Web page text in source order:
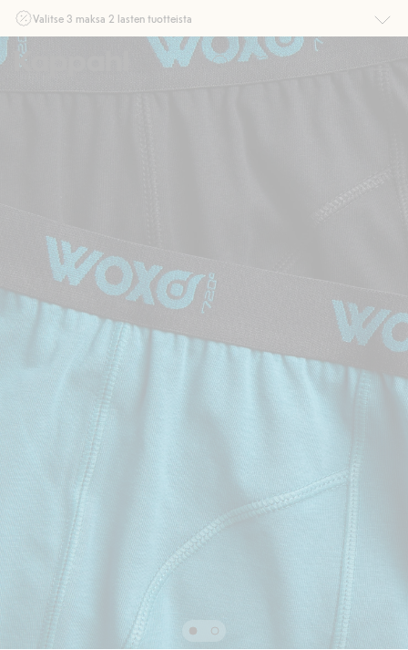
Valitse 3 maksa 2 lasten tuotteista
Ei Newbie. Ostaessasi 2 tuotetta tai enemmän. Voimassa 3-16.8. asti
myymälässä ja verkossa. Ei voi yhdistää muihin alennuksiin tai tarjouksiin.